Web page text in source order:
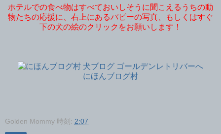
ホテルでの食べ物はすべておいしそうに聞こえるうちの動
物たちの応援に、右上にあるパピーの写真、もしくはすぐ
下の犬の絵のクリックをお願いします！
にほんブログ村
Golden Mommy 時刻: 2:07